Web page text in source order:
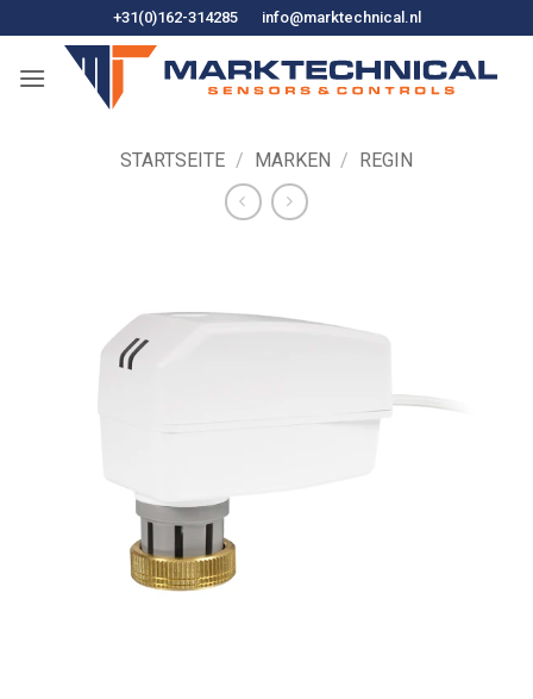
Inhalt
springen
+31(0)162-314285 info@marktechnical.nl
STARTSEITE / MARKEN / REGIN